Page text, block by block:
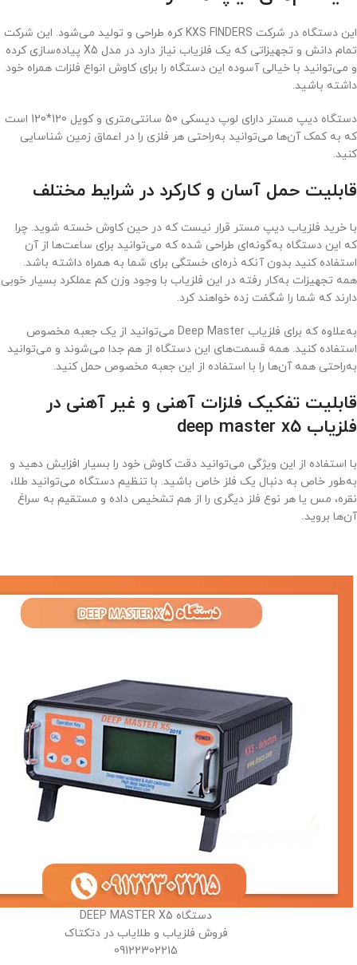
این دستگاه در شرکت KXS FINDERS کره طراحی و تولید می‌شود. این شرکت
تمام دانش و تجهیزاتی که یک فلزیاب نیاز دارد در مدل X5 پیاده‌سازی کرده
و می‌توانید با خیالی آسوده این دستگاه را برای کاوش انواع فلزات همراه خود
داشته باشید.
دستگاه دیپ مستر دارای لوپ دیسکی 50 سانتی‌متری و کویل 120*120 است
که به کمک آن‌ها می‌توانید به‌راحتی هر فلزی را در اعماق زمین شناسایی
کنید.
قابلیت حمل آسان و کارکرد در شرایط مختلف
با خرید فلزیاب دیپ مستر قرار نیست که در حین کاوش خسته شوید. چرا
که این دستگاه به‌گونه‌ای طراحی شده که می‌توانید برای ساعت‌ها از آن
استفاده کنید بدون آنکه ذره‌ای خستگی برای شما به همراه داشته باشد.
همه تجهیزات به‌کار رفته در این فلزیاب با وجود وزن کم عملکرد بسیار خوبی
دارند که شما را شگفت‌ زده خواهند کرد.
به‌علاوه که برای فلزیاب Deep Master می‌توانید از یک جعبه مخصوص
استفاده کنید. همه قسمت‌های این دستگاه از هم جدا می‌شوند و می‌توانید
به‌راحتی همه آن‌ها را با استفاده از این جعبه مخصوص حمل کنید.
قابلیت تفکیک فلزات آهنی و غیر آهنی در
فلزیاب deep master x5
با استفاده از این ویژگی می‌توانید دقت کاوش خود را بسیار افزایش دهید و
به‌طور خاص به دنبال یک فلز خاص باشید. با تنظیم دستگاه می‌توانید طلا،
نقره، مس یا هر نوع فلز دیگری را از هم تشخیص داده و مستقیم به سراغ
آن‌ها بروید.
دستگاه DEEP MASTER X5
فروش فلزیاب و طلایاب در دتکتاک
09122302215